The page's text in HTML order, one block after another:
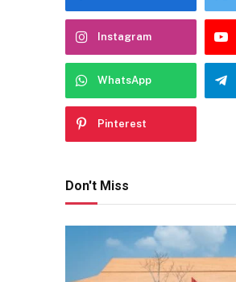
Instagram
WhatsApp
Pinterest
Don't Miss